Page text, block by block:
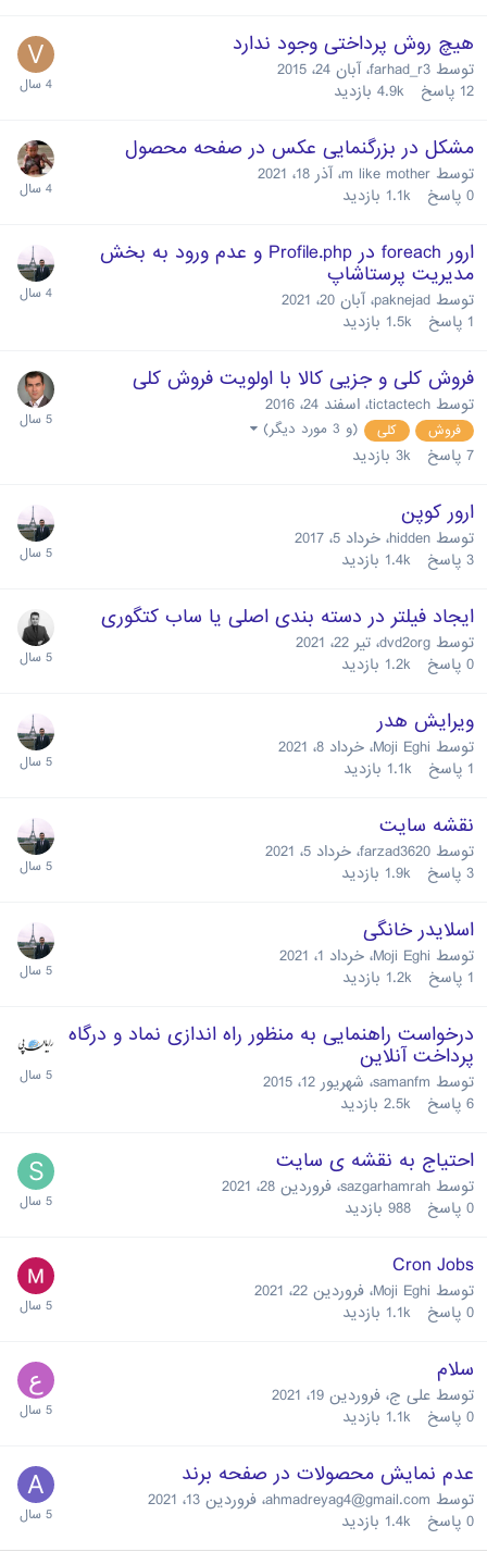
هیچ روش پرداختی وجود ندارد
توسط farhad_r3،آبان 24، 2015
12 پاسخ 4.9k بازدید
مشکل در بزرگنمایی عکس در صفحه محصول
توسط m like mother،آذر 18، 2021
0 پاسخ 1.1k بازدید
ارور foreach در Profile.php و عدم ورود به بخش
مدیریت پرستاشاپ
توسط paknejad،آبان 20، 2021
1 پاسخ 1.5k بازدید
فروش کلی و جزیی کالا با اولویت فروش کلی
توسط tictactech، اسفند 24، 2016
فروش کلی (و 3 مورد دیگر)
7 پاسخ 3k بازدید
ارور کوپن
توسط hidden، خرداد 5، 2017
3 پاسخ 1.4k بازدید
ایجاد فیلتر در دسته بندی اصلی یا ساب کتگوری
توسط dvd2org، تیر 22، 2021
0 پاسخ 1.2k بازدید
ویرایش هدر
توسط Moji Eghi، خرداد 8، 2021
1 پاسخ 1.1k بازدید
نقشه سایت
توسط farzad3620، خرداد 5، 2021
3 پاسخ 1.9k بازدید
اسلایدر خانگی
توسط Moji Eghi، خرداد 1، 2021
1 پاسخ 1.2k بازدید
درخواست راهنمایی به منظور راه اندازی نماد و درگاه
پرداخت آنلاین
توسط samanfm، شهریور 12، 2015
6 پاسخ 2.5k بازدید
احتیاج به نقشه ی سایت
توسط sazgarhamrah، فروردین 28، 2021
0 پاسخ 988 بازدید
Cron Jobs
توسط Moji Eghi، فروردین 22، 2021
0 پاسخ 1.1k بازدید
سلام
توسط علی ج، فروردین 19، 2021
0 پاسخ 1.1k بازدید
عدم نمایش محصولات در صفحه برند
توسط ahmadreyag4@gmail.com، فروردین 13، 2021
0 پاسخ 1.4k بازدید